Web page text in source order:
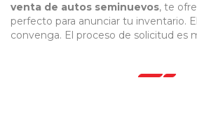
venta de autos seminuevos, te
perfecto para anunciar tu inventario.
convenga. El proceso de solicitud es